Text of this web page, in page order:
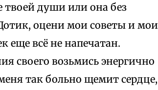
твоей души или она без
оцени мои советы и мои
еще всё не напечатан.
своего возьмись энергично
так больно щемит сердце,